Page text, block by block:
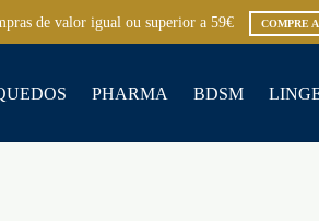
de valor igual ou superior a 59€ COMPRE
PHARMA BDSM